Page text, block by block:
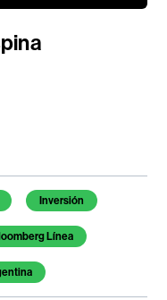
Inversión
Línea